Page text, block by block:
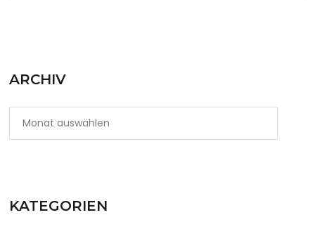
ARCHIV
KATEGORIEN